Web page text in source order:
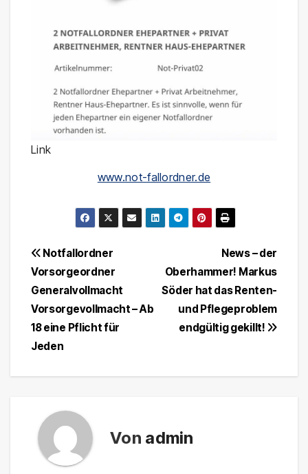
Link
www.not-fallordner.de
BeitragsnavigationNews – der
Oberhammer! Markus
Söder hat das Renten-
und Pflegeproblem
endgültig gekillt!
Notfallordner
Vorsorgeordner
Generalvollmacht
Vorsorgevollmacht – Ab
18 eine Pflicht für
Jeden
Von admin